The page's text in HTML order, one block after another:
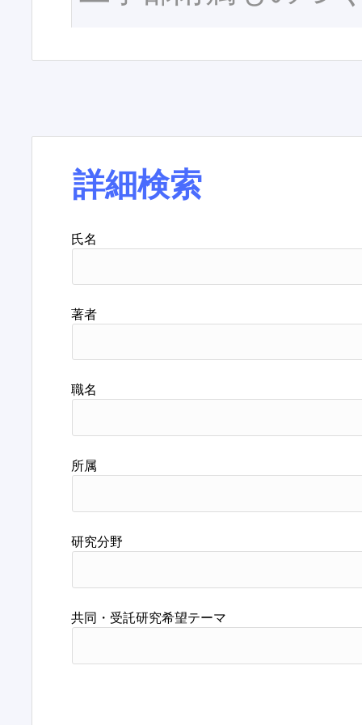
詳細検索
氏名
著者
職名
所属
研究分野
共同・受託研究希望テーマ